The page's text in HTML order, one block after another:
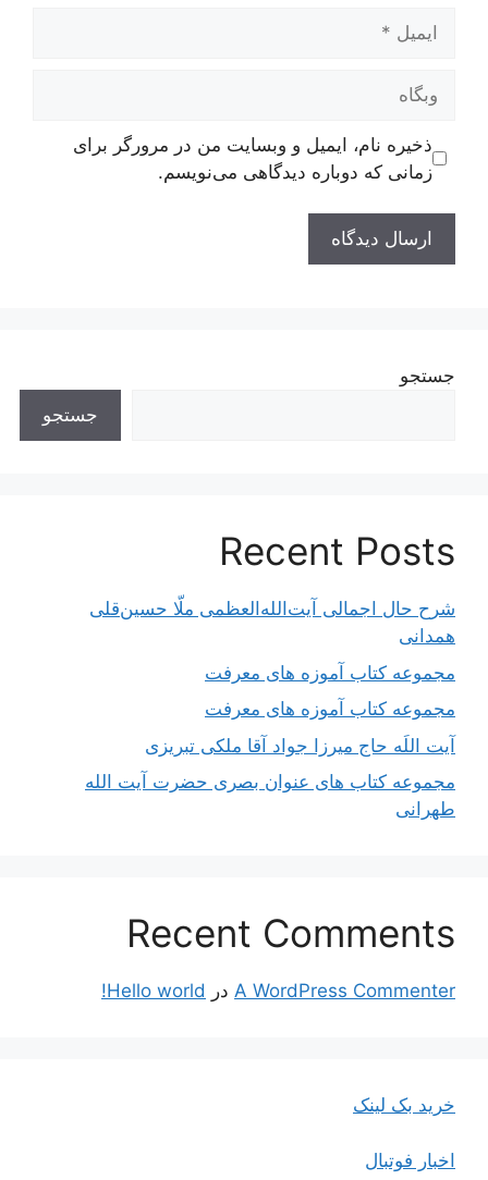
وبگاه
ذخیره نام، ایمیل و وبسایت من در مرورگر برای
زمانی که دوباره دیدگاهی می‌نویسم.
جستجو
جستجو
Recent Posts
شرح حال اجمالی آیت‌الله‌العظمی ملّا حسین‌قلی
همدانی
مجموعه کتاب آموزه های معرفت
مجموعه کتاب آموزه های معرفت
آیت اللَه حاج میرزا جواد آقا ملکی تبریزی
مجموعه کتاب های عنوان بصری حضرت آیت الله
طهرانی
Recent Comments
A WordPress Commenter در Hello world!
خرید بک لینک
اخبار فوتبال